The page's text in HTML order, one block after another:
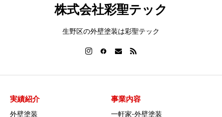
株式会社彩聖テック
生野区の外壁塗装は彩聖テック
実績紹介
外壁塗装
事業内容
一軒家‐外壁塗装